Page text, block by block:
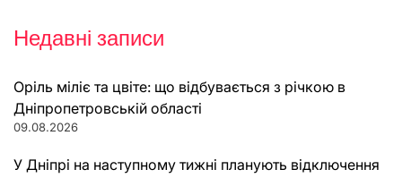
Недавні записи
Оріль міліє та цвіте: що відбувається з річкою в
Дніпропетровській області
09.08.2026
У Дніпрі на наступному тижні планують відключення